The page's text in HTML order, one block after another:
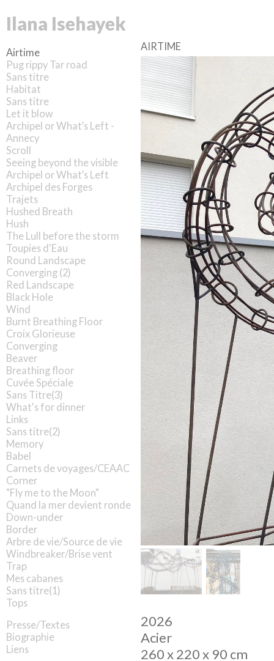
Ilana Isehayek
Airtime
Pug rippy Tar road
Sans titre
Habitat
Sans titre
Let it blow
Archipel or What’s Left -
Annecy
Scroll
Seeing beyond the visible
Archipel or What’s Left
Archipel des Forges
Trajets
Hushed Breath
Hush
The Lull before the storm
Toupies d'Eau
Round Landscape
Converging (2)
Red Landscape
Black Hole
Wind
Burnt Breathing Floor
Croix Glorieuse
Converging
Beaver
Breathing floor
Cuvée Spéciale
Sans Titre(3)
What's for dinner
Links
Sans titre(2)
Memory
Babel
Carnets de voyages/CEAAC
Corner
"Fly me to the Moon"
Quand la mer devient ronde
Down-under
Border
Arbre de vie/Source de vie
Windbreaker/Brise vent
Trap
Mes cabanes
Sans titre(1)
Tops
Presse/Textes
Biographie
Liens
AIRTIME
2026
Acier
260 x 220 x 90 cm